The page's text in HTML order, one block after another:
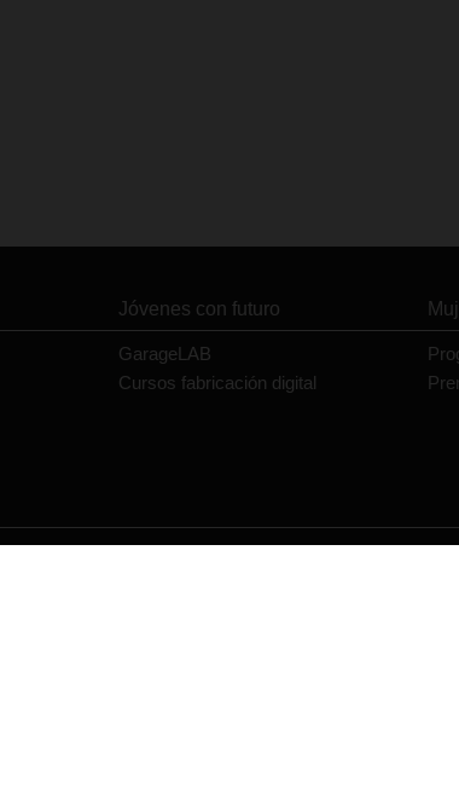
Jóvenes con futuro
GarageLAB
Cursos fabricación digital